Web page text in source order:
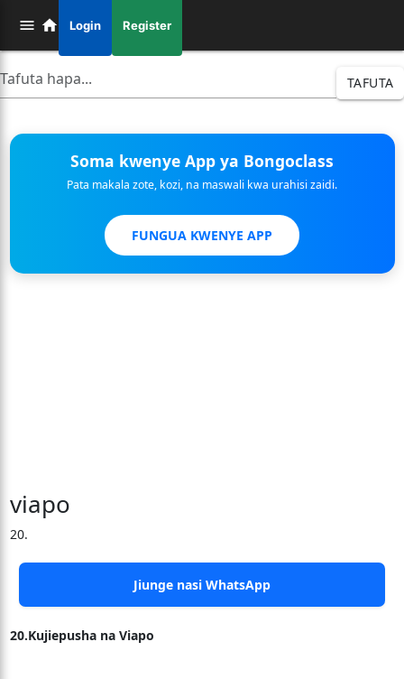
Login Register
TAFUTA
Soma kwenye App ya Bongoclass
Pata makala zote, kozi, na maswali kwa urahisi zaidi.
FUNGUA KWENYE APP
viapo
20.
Jiunge nasi WhatsApp
20.Kujiepusha na Viapo